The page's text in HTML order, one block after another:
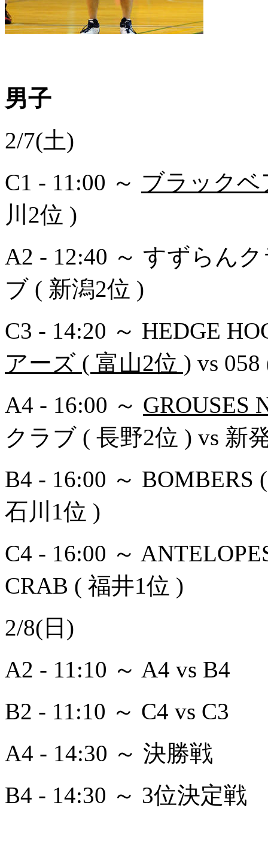
男子
2/7(土)
C1 - 11:00 ～ ブラックベ
川2位 )
A2 - 12:40 ～ すずらん
ブ ( 新潟2位 )
C3 - 14:20 ～ HEDGE
アーズ ( 富山2位 ) vs
A4 - 16:00 ～ GROUSES
クラブ ( 長野2位 ) vs 新
B4 - 16:00 ～
石川1位 )
C4 - 16:00 ～
CRAB ( 福井1位 )
2/8(日)
A2 - 11:10 ～ A4 vs B4
B2 - 11:10 ～ C4 vs C3
A4 - 14:30 ～ 決勝戦
B4 - 14:30 ～ 3位決定戦